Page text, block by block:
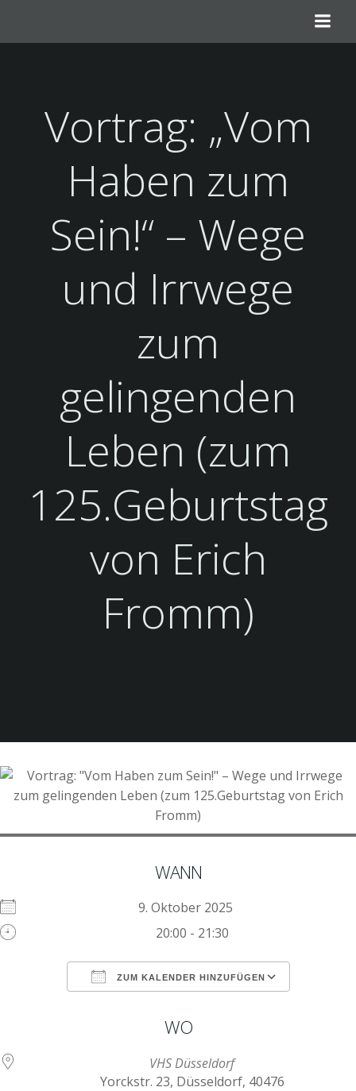
springen
Vortrag: „Vom
Haben zum
Sein!“ – Wege
und Irrwege
zum
gelingenden
Leben (zum
125.Geburtstag
von Erich
Fromm)
WANN
9. Oktober 2025
20:00 - 21:30
ZUM KALENDER HINZUFÜGEN
WO
VHS Düsseldorf
Yorckstr. 23, Düsseldorf, 40476